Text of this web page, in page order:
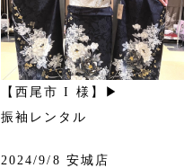
【西尾市 I 様】▶
振袖レンタル
2024/9/8 安城店